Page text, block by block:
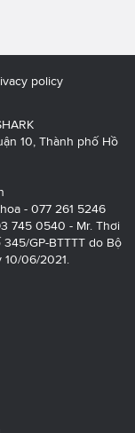
policy
10, Thành phố Hồ
- 077 261 5246
745 0540 - Mr. Thơi
GP-BTTTT do Bộ
10/06/2021.